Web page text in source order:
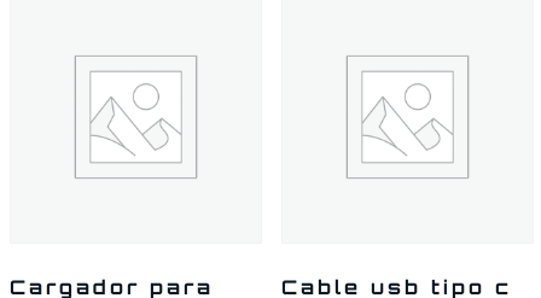
Cargador para
Cable usb tipo c